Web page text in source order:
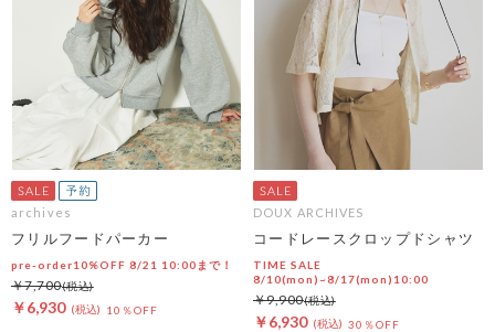
archives
フリルフードパーカー
pre-order10%OFF 8/21 10:00まで！
￥6,930 10％OFF
￥7,700
DOUX ARCHIVES
コードレースクロップドシャツ
TIME SALE
8/10(mon)~8/17(mon)10:00
￥6,930 30％OFF
￥9,900